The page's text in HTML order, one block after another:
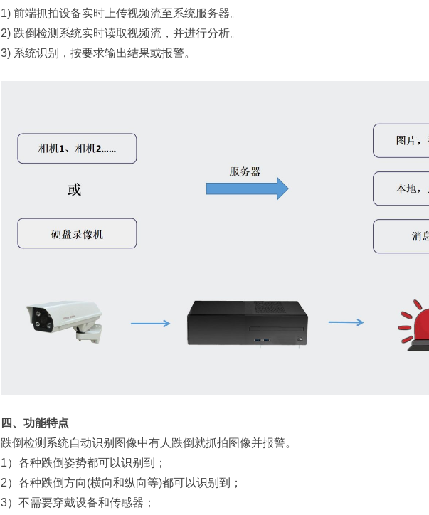
1) 前端抓拍设备实时上传视频流至系统服务器。
2) 跌倒检测系统实时读取视频流，并进行分析。
3) 系统识别，按要求输出结果或报警。
四、功能特点
跌倒检测系统自动识别图像中有人跌倒就抓拍图像并报警。
1）各种跌倒姿势都可以识别到；
2）各种跌倒方向(横向和纵向等)都可以识别到；
3）不需要穿戴设备和传感器；